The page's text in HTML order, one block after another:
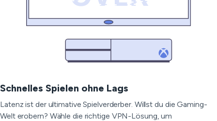
Schnelles Spielen ohne Lags
Latenz ist der ultimative Spielverderber. Willst du die Gaming-
Welt erobern? Wähle die richtige VPN-Lösung, um